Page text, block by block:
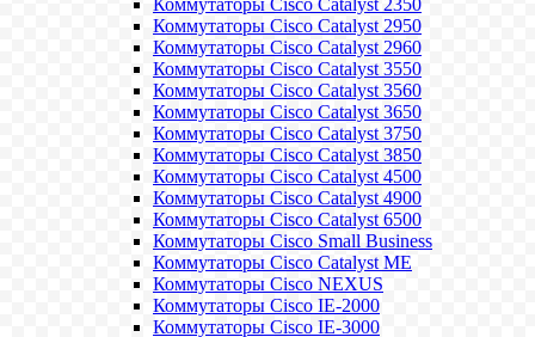
Коммутаторы Cisco Catalyst 2350
Коммутаторы Cisco Catalyst 2950
Коммутаторы Cisco Catalyst 2960
Коммутаторы Cisco Catalyst 3550
Коммутаторы Cisco Catalyst 3560
Коммутаторы Cisco Catalyst 3650
Коммутаторы Cisco Catalyst 3750
Коммутаторы Cisco Catalyst 3850
Коммутаторы Cisco Catalyst 4500
Коммутаторы Cisco Catalyst 4900
Коммутаторы Cisco Catalyst 6500
Коммутаторы Cisco Small Business
Коммутаторы Cisco Catalyst ME
Коммутаторы Cisco NEXUS
Коммутаторы Cisco IE-2000
Коммутаторы Cisco IE-3000